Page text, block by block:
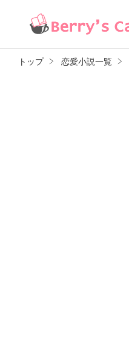
トップ 恋愛小説一覧